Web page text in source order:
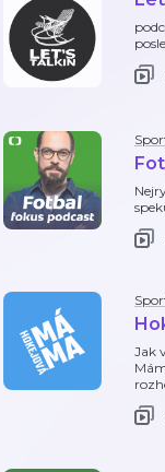
Jak